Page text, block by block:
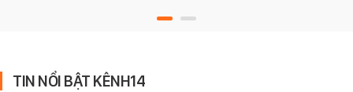
TIN NỔI BẬT KÊNH14